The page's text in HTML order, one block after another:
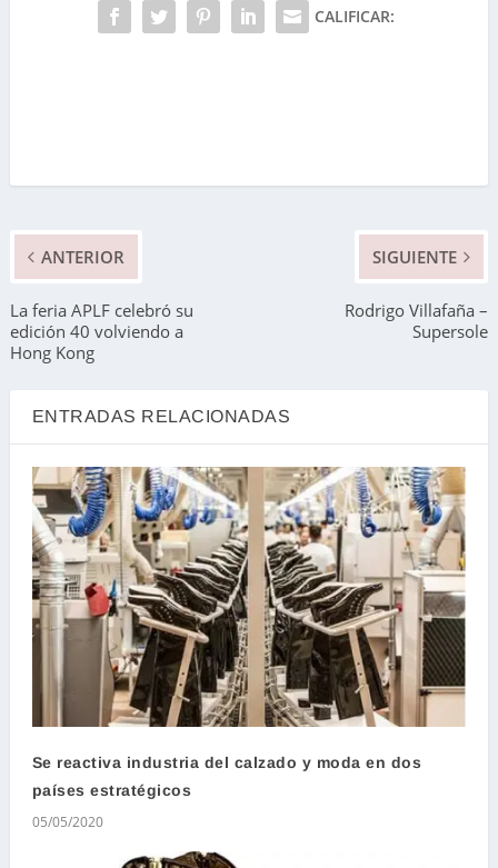
CALIFICAR:
ANTERIOR
La feria APLF celebró su
edición 40 volviendo a
Hong Kong
SIGUIENTE
Rodrigo Villafaña –
Supersole
ENTRADAS RELACIONADAS
Se reactiva industria del calzado y moda en dos
países estratégicos
05/05/2020